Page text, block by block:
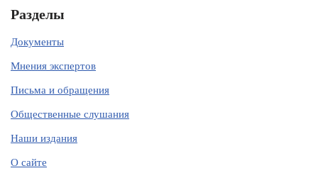
Разделы
Документы
Мнения экспертов
Письма и обращения
Общественные слушания
Наши издания
О сайте